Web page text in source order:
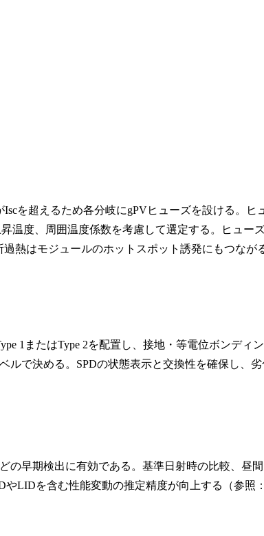
を超えるため各分岐にgPVヒューズを設ける。ヒ
温度、周囲温度係数を考慮して選定する。ヒュー
熱はモジュールのホットスポット誘発にもつなが
1またはType 2を配置し、接地・等電位ボンディン
ルで決める。SPDの状態表示と交換性を確保し、劣
の早期検出に有効である。基準日射時の比較、昼間
LIDを含む性能変動の推定精度が向上する（参照